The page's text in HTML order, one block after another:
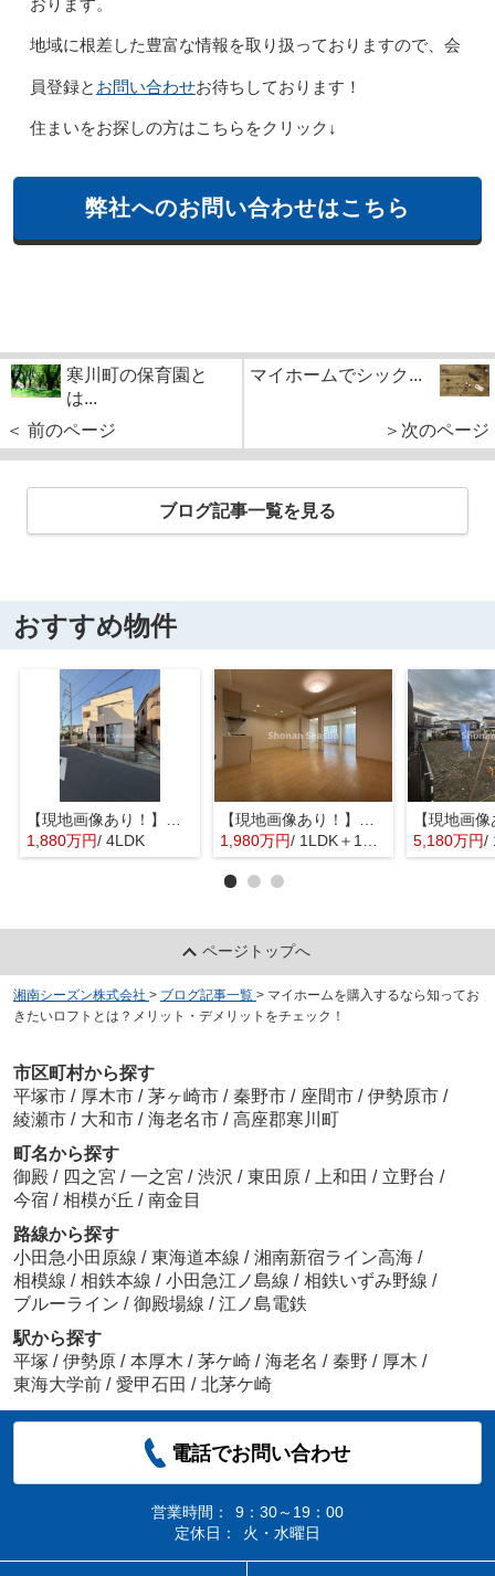
おります。
地域に根差した豊富な情報を取り扱っておりますので、会
員登録と お問い合わせお待ちしております！
住まいをお探しの方はこちらをクリック↓
弊社へのお問い合わせはこちら
寒川町の保育園と
は...
＜ 前のページ
マイホームでシック...
＞次のページ
ブログ記事一覧を見る
おすすめ物件
1,880万円/ 4LDK
1,980万円/ 1LDK＋1S(納戸) 5,180万円/
ページトップへ
湘南シーズン株式会社 > ブログ記事一覧 > マイホームを購入するなら知ってお
きたいロフトとは？メリット・デメリットをチェック！
市区町村から探す
平塚市 / 厚木市 / 茅ヶ崎市 / 秦野市 / 座間市 / 伊勢原市 /
綾瀬市 / 大和市 / 海老名市 / 高座郡寒川町
町名から探す
御殿 / 四之宮 / 一之宮 / 渋沢 / 東田原 / 上和田 / 立野台 /
今宿 / 相模が丘 / 南金目
路線から探す
小田急小田原線 / 東海道本線 / 湘南新宿ライン高海 /
相模線 / 相鉄本線 / 小田急江ノ島線 / 相鉄いずみ野線 /
ブルーライン / 御殿場線 / 江ノ島電鉄
駅から探す
平塚 / 伊勢原 / 本厚木 / 茅ケ崎 / 海老名 / 秦野 / 厚木 /
東海大学前 / 愛甲石田 / 北茅ケ崎
電話でお問い合わせ
営業時間：
9：30～19：00
定休日：
火・水曜日